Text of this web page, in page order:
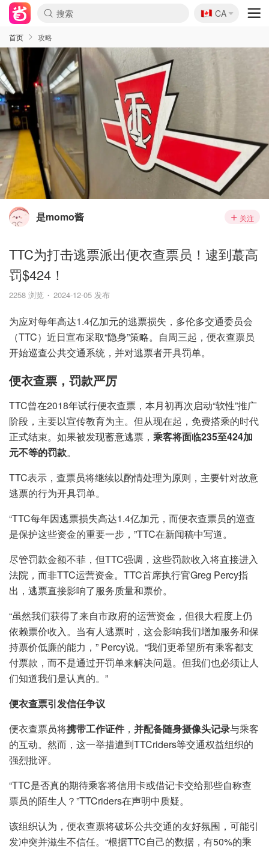
🇨🇦
CA
首页 攻略
是momo酱 关注
TTC为打击逃票派出便衣查票员！逮到蕞高
罚$424！
2258 浏览 2024-12-05 发布
为应对每年高达1.4亿加元的逃票损失，多伦多交通委员会
（TTC）近日宣布采取“隐身”策略。自周三起，便衣查票员
开始巡查公共交通系统，并对逃票者开具罚单。
便衣查票，罚款严厉
TTC曾在2018年试行便衣查票，本月初再次启动“软性”推广
阶段，主要以宣传教育为主。但从现在起，免费搭乘的时代
正式结束。如果被发现蓄意逃票， 乘客将面临235至424加
元不等的罚款。
TTC表示，查票员将继续以酌情处理为原则，主要针对故意
逃票的行为开具罚单。
“TTC每年因逃票损失高达1.4亿加元，而便衣查票员的巡查
是保护这些资金的重要一步，”TTC在新闻稿中写道。
尽管罚款金额不菲，但TTC强调，这些罚款收入将直接进入
法院，而非TTC运营资金。TTC首席执行官Greg Percy指
出，逃票直接影响了服务质量和票价。
“虽然我们获得了来自市政府的运营资金，但很大程度上仍
依赖票价收入。当有人逃票时，这会影响我们增加服务和保
持票价低廉的能力，” Percy说。“我们更希望所有乘客都支
付票款，而不是通过开罚单来解决问题。但我们也必须让人
们知道我们是认真的。”
便衣查票引发信任争议
便衣查票员将携带工作证件， 并配备随身摄像头记录与乘客
的互动。然而，这一举措遭到TTCriders等交通权益组织的
强烈批评。
“TTC是否真的期待乘客将信用卡或借记卡交给那些自称查
票员的陌生人？”TTCriders在声明中质疑。
该组织认为，便衣查票将破坏公共交通的友好氛围，可能引
发冲突并滋生不信任。“根据TTC自己的数据，有50%的乘